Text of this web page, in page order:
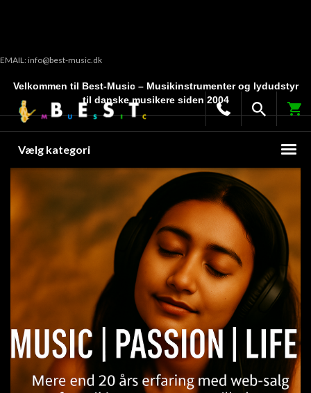
EMAIL: info@best-music.dk
Velkommen til Best-Music – Musikinstrumenter og lydudstyr
til danske musikere siden 2004
Vælg kategori